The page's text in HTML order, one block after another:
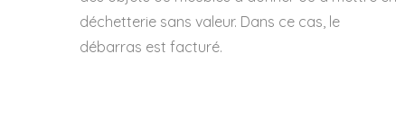
déchetterie sans valeur. Dans ce cas, le
débarras est facturé.